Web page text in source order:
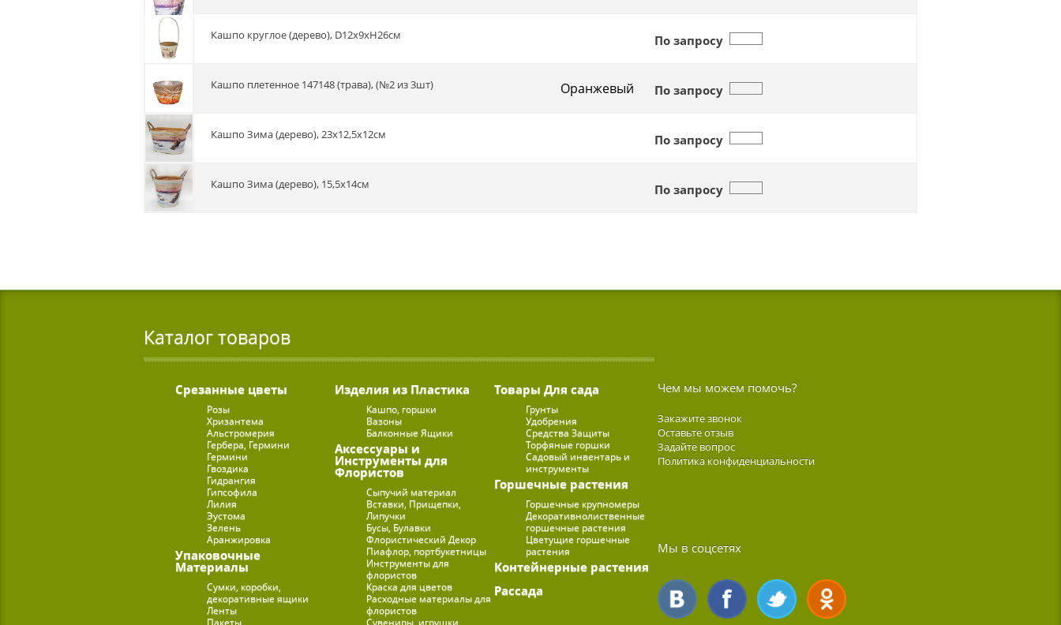
Кашпо круглое (дерево), D12х9хH26см По запросу
Кашпо плетенное 147148 (трава), (№2 из 3шт) Оранжевый По запросу
Кашпо Зима (дерево), 23х12,5х12см По запросу
Кашпо Зима (дерево), 15,5х14см По запросу
Каталог товаров
Срезанные цветы
Розы
Хризантема
Альстромерия
Гербера, Гермини
Гермини
Гвоздика
Гидрангия
Гипсофила
Лилия
Эустома
Зелень
Аранжировка
Упаковочные
Материалы
Сумки, коробки,
декоративные ящики
Ленты
Изделия из Пластика
Кашпо, горшки
Вазоны
Балконные Ящики
Аксессуары и
Инструменты для
Флористов
Сыпучий материал
Вставки, Прищепки,
Липучки
Бусы, Булавки
Флористический Декор
Пиафлор, портбукетницы
Инструменты для
флористов
Краска для цветов
Расходные материалы для
флористов
Товары Для сада
Грунты
Удобрения
Средства Защиты
Торфяные горшки
Садовый инвентарь и
инструменты
Горшечные растения
Горшечные крупномеры
Декоративнолиственные
горшечные растения
Цветущие горшечные
растения
Контейнерные растения
Рассада
Чем мы можем помочь?
Закажите звонок
Оставьте отзыв
Задайте вопрос
Политика конфиденциальности
Мы в соцсетях